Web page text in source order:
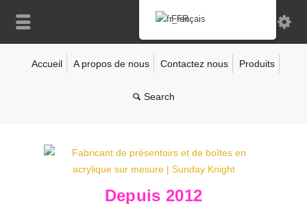
Accueil A propos de nous Contactez nous Produits
Depuis 2012
Français